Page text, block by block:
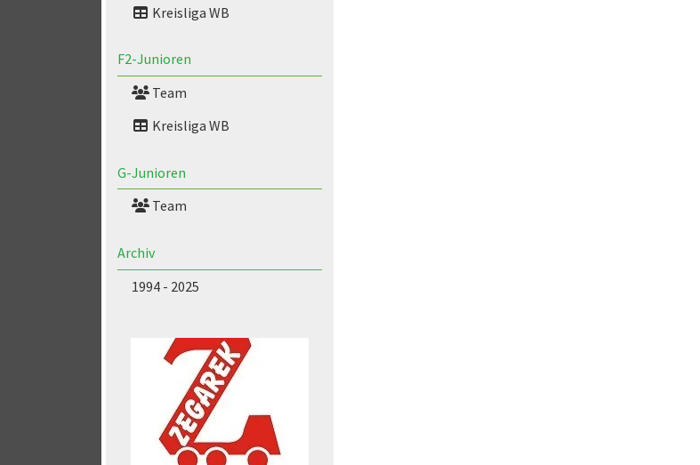
Kreisliga WB
F2-Junioren
Team
Kreisliga WB
G-Junioren
Team
Archiv
1994 - 2025